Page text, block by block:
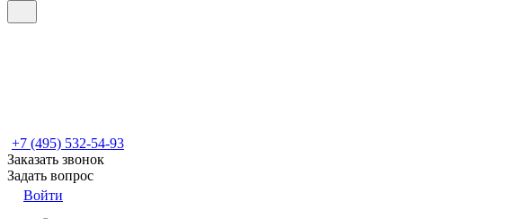
+7 (495) 532-54-93
Заказать звонок
Задать вопрос
Войти